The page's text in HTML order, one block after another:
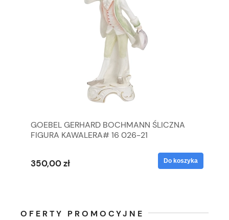
GOEBEL GERHARD BOCHMANN ŚLICZNA
FIGURA KAWALERA# 16 026-21
350,00 zł Do koszyka
OFERTY PROMOCYJNE